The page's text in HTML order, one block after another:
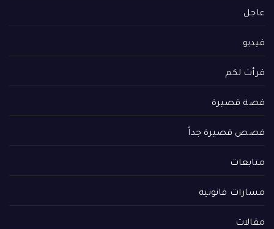
عاجل
فيديو
قرأت لكم
قصة قصيرة
قصص قصيرة جداً
متابعات
مسارات قانونية
مقالات